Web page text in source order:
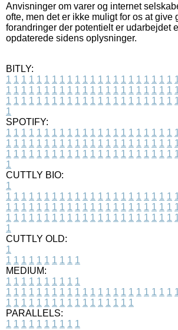
Anvisninger om varer og internet
ofte, men det er ikke muligt for os at give
forandringer der potentielt er udarbejdet
opdaterede sidens oplysninger.
BITLY:
1 1 1 1 1 1 1 1 1 1 1 1 1 1 1 1 1 1 1 1 1 1
1 1 1 1 1 1 1 1 1 1 1 1 1 1 1 1 1 1 1 1 1 1
1 1 1 1 1 1 1 1 1 1 1 1 1 1 1 1 1 1 1 1 1 1
1
SPOTIFY:
1 1 1 1 1 1 1 1 1 1 1 1 1 1 1 1 1 1 1 1 1 1
1 1 1 1 1 1 1 1 1 1 1 1 1 1 1 1 1 1 1 1 1 1
1 1 1 1 1 1 1 1 1 1 1 1 1 1 1 1 1 1 1 1 1 1
1
CUTTLY BIO:
1
1 1 1 1 1 1 1 1 1 1 1 1 1 1 1 1 1 1 1 1 1 1
1 1 1 1 1 1 1 1 1 1 1 1 1 1 1 1 1 1 1 1 1 1
1 1 1 1 1 1 1 1 1 1 1 1 1 1 1 1 1 1 1 1 1 1
1
CUTTLY OLD:
1
1 1 1 1 1 1 1 1 1 1
MEDIUM:
1 1 1 1 1 1 1 1 1 1
1 1 1 1 1 1 1 1 1 1 1 1 1 1 1 1 1 1 1 1 1 1
1 1 1 1 1 1 1 1 1 1 1 1 1 1 1 1 1
PARALLELS:
1 1 1 1 1 1 1 1 1 1